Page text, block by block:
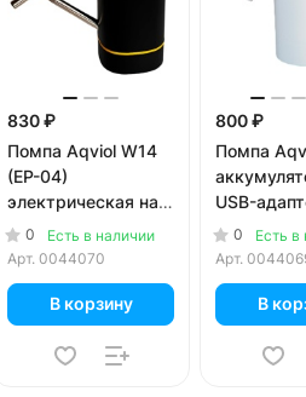
830 ₽
Помпа Aqviol W14
(EP-04)
электрическая на
аккумуляторе с
USB-адаптером
черная
0
Есть в наличии
Арт. 0044070
В корзину
800 ₽
Помпа
USB-
для 19л
белая
0
Есть в
Арт.
В